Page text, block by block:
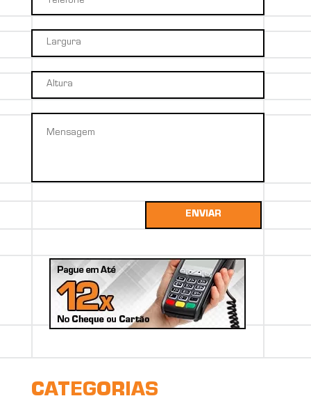
ENVIAR
CATEGORIAS
27